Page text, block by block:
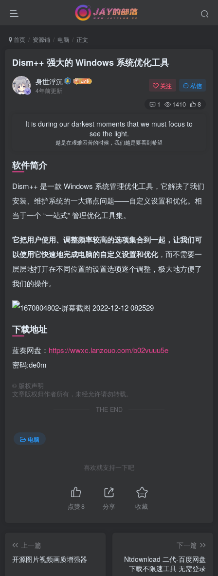
首页 资源铺 电脑 正文
Dism++ 强大的 Windows 系统优化工具
身世浮沉
4年前更新
关注 私信
1 1410 8
It is during our darkest moments that we must focus to
see the light.
越是在艰难困苦的时候，我们越是要看到希望
软件简介
Dism++ 是一款 Windows 系统管理优化工具，它解决了我们
安装、维护系统的一大痛点问题——自定义设置和优化。相
当于一个 “一站式” 管理优化工具集。
它把用户使用、调整频率较高的选项集合到一起，让我们可
以使用它快速地完成电脑的自定义设置和优化，而不需要一
层层地打开在不同位置的设置选项逐个调整，极大地方便了
我们的操作。
下载地址
蓝奏网盘： https://wwxc.lanzouo.com/b02vuuu5e
密码:de0m
© 版权声明
文章版权归作者所有，未经允许请勿转载。
THE END
电脑
喜欢就支持一下吧
点赞8 分享 收藏
上一篇
开源图片视频画质增强器
下一篇
Ntdownload 二代-百度网盘
下载不限速工具 无需登录